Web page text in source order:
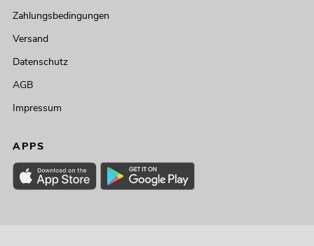
Zahlungsbedingungen
Versand
Datenschutz
AGB
Impressum
APPS